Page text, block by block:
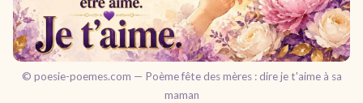
© poesie-poemes.com — Poème fête des mères : dire je t'aime à sa
maman